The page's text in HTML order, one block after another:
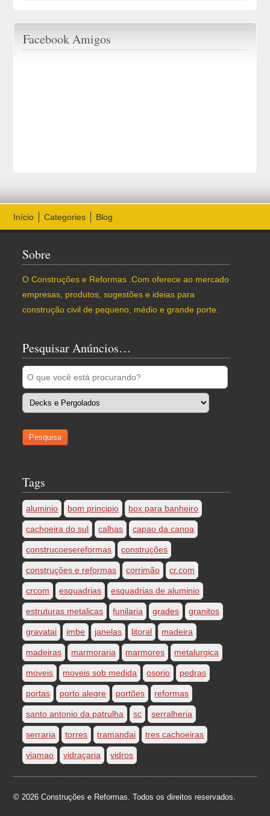
Facebook Amigos
Início Categories Blog
Sobre
O Construções e Reformas .Com oferece ao mercado
empresas, produtos, sugestões e ideias para
construção civil de pequeno, médio e grande porte.
Pesquisar Anúncios…
Tags
aluminio bom principio box para banheiro
cachoeira do sul calhas capao da canoa
construcoesereformas construções
construções e reformas corrimão cr.com
crcom esquadrias esquadrias de aluminio
estruturas metalicas funilaria grades granitos
gravatai imbe janelas litoral madeira
madeiras marmoraria marmores metalurgica
moveis moveis sob medida osorio pedras
portas porto alegre portões reformas
santo antonio da patrulha sc serralheria
serraria torres tramandai tres cachoeiras
viamao vidraçaria vidros
© 2026 Construções e Reformas. Todos os direitos reservados.